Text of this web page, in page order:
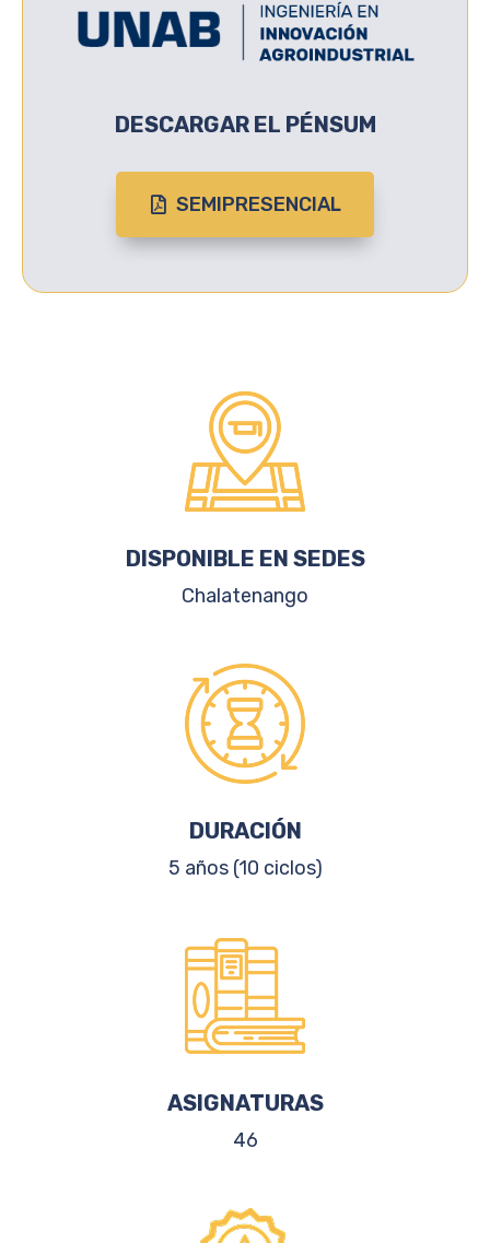
DESCARGAR EL PÉNSUM
SEMIPRESENCIAL
DISPONIBLE EN SEDES
Chalatenango
DURACIÓN
5 años (10 ciclos)
ASIGNATURAS
46